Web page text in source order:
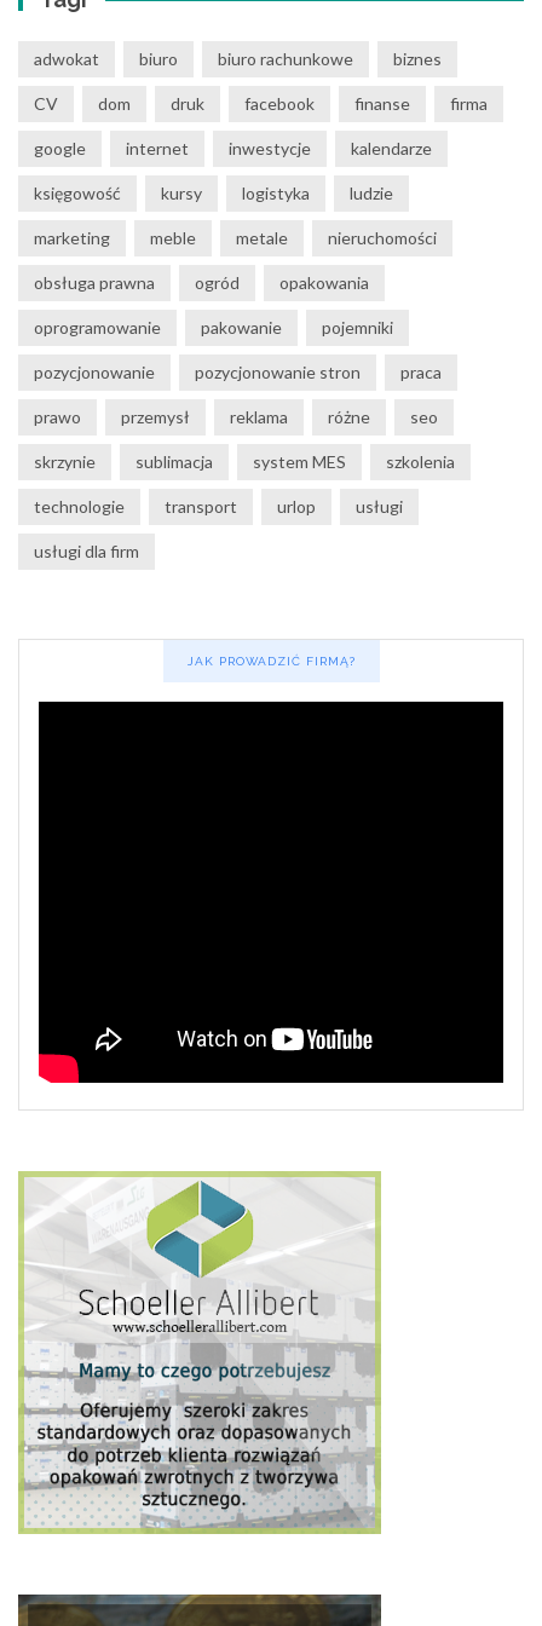
adwokat biuro biuro rachunkowe biznes
CV dom druk facebook finanse firma
google internet inwestycje kalendarze
księgowość kursy logistyka ludzie
marketing meble metale nieruchomości
obsługa prawna ogród opakowania
oprogramowanie pakowanie pojemniki
pozycjonowanie pozycjonowanie stron praca
prawo przemysł reklama różne seo
skrzynie sublimacja system MES szkolenia
technologie transport urlop usługi
usługi dla firm
JAK PROWADZIĆ FIRMĄ?